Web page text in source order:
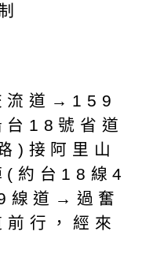
流道→159
18號省道
)接阿里山
(約台18線4
道→過奮
行，經來